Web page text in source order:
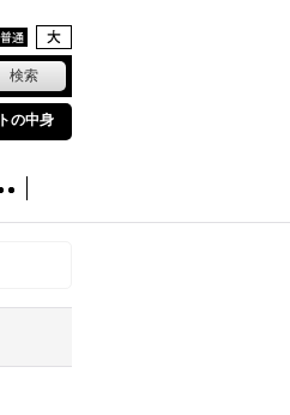
の中身